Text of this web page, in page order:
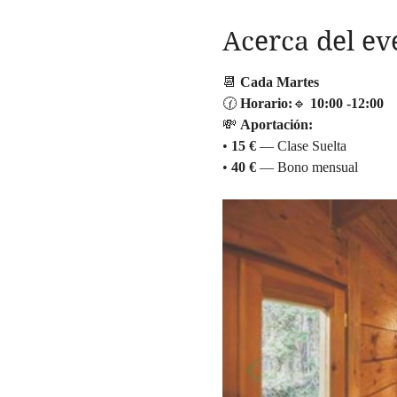
Acerca del
📆 Cada Martes
🕜 Horario: 🔹 10:00 -12:00
💸 Aportación:
• 15 € — Clase Suelta
• 40 € — Bono mensual